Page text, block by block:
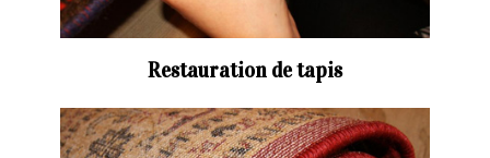
Restauration de tapis